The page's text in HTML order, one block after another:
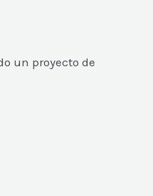
un proyecto de